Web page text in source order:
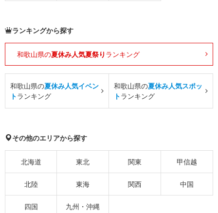
ランキングから探す
和歌山県の夏休み人気夏祭り ランキング
和歌山県の夏休み人気イベン
トランキング
和歌山県の夏休み人気スポッ
トランキング
その他のエリアから探す
北海道 東北 関東 甲信越
北陸 東海 関西 中国
四国 九州・沖縄